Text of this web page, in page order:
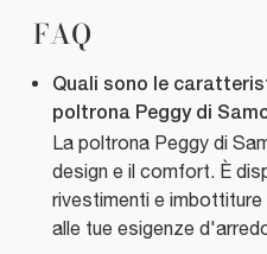
FAQ
Quali sono le
poltrona Peggy di
La poltrona Peggy di
design e il comfort. È
rivestimenti e
alle tue esigenze